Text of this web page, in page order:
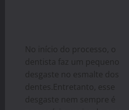
No início do processo, o
dentista faz um pequeno
desgaste no esmalte dos
dentes.Entretanto, esse
desgaste nem sempre é